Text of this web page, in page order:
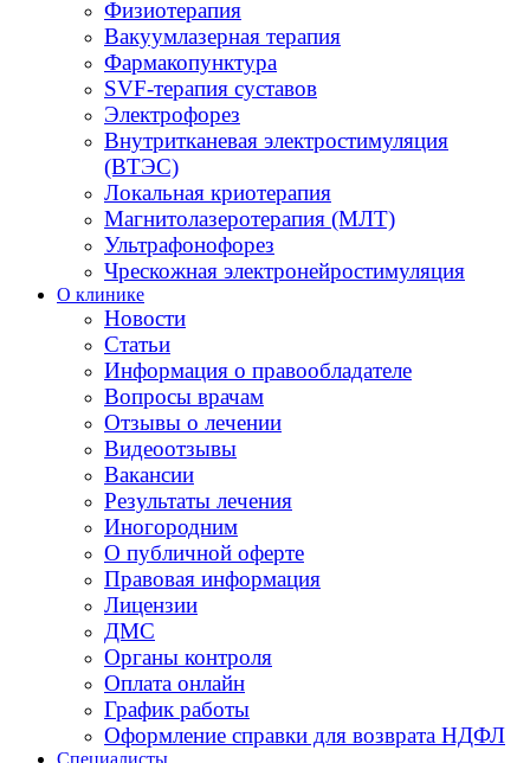
Физиотерапия
Вакуумлазерная терапия
Фармакопунктура
SVF-терапия суставов
Электрофорез
Внутритканевая электростимуляция
(ВТЭС)
Локальная криотерапия
Магнитолазеротерапия (МЛТ)
Ультрафонофорез
Чрескожная электронейростимуляция
О клинике
Новости
Статьи
Информация о правообладателе
Вопросы врачам
Отзывы о лечении
Видеоотзывы
Вакансии
Результаты лечения
Иногородним
О публичной оферте
Правовая информация
Лицензии
ДМС
Органы контроля
Оплата онлайн
График работы
Оформление справки для возврата НДФЛ
Специалисты